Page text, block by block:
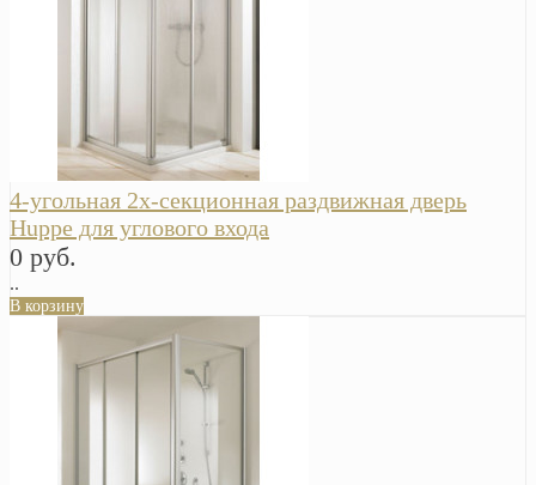
4-угольная 2х-секционная раздвижная дверь
Huppe для углового входа
0 руб.
..
В корзину